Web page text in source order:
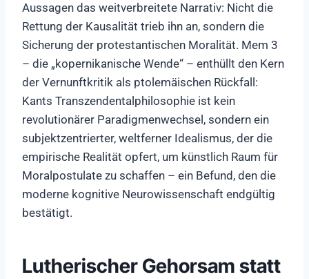
Aussagen das weitverbreitete Narrativ: Nicht die
Rettung der Kausalität trieb ihn an, sondern die
Sicherung der protestantischen Moralität. Mem 3
– die „kopernikanische Wende“ – enthüllt den Kern
der Vernunftkritik als ptolemäischen Rückfall:
Kants Transzendentalphilosophie ist kein
revolutionärer Paradigmenwechsel, sondern ein
subjektzentrierter, weltferner Idealismus, der die
empirische Realität opfert, um künstlich Raum für
Moralpostulate zu schaffen – ein Befund, den die
moderne kognitive Neurowissenschaft endgültig
bestätigt.
Lutherischer Gehorsam statt